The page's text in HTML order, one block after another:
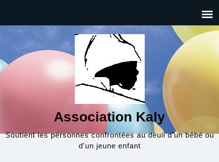
Association Kaly
Soutient les personnes confrontées au deuil d'un bébé ou
d'un jeune enfant